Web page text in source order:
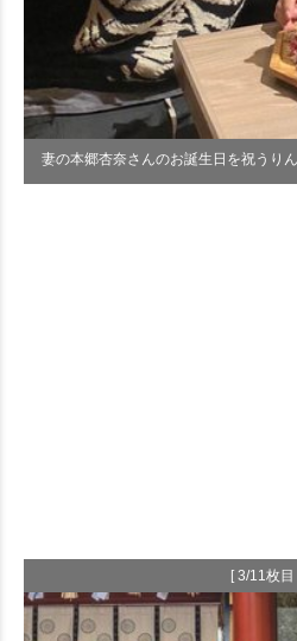
妻の本郷杏奈さんのお誕生日を祝うり
[ 3/11枚目